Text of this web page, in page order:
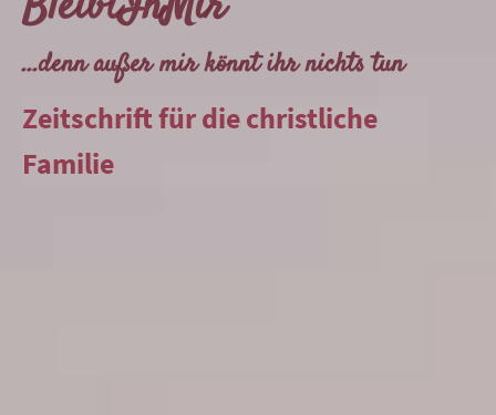
...denn außer mir könnt ihr nichts tun
Zeitschrift für die christliche
Familie